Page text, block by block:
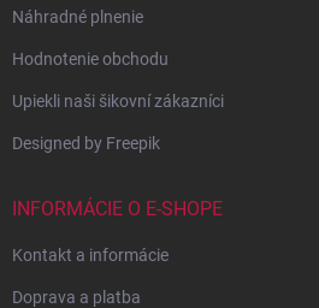
Náhradné plnenie
Hodnotenie obchodu
Upiekli naši šikovní zákazníci
Designed by Freepik
INFORMÁCIE O E-SHOPE
Kontakt a informácie
Doprava a platba